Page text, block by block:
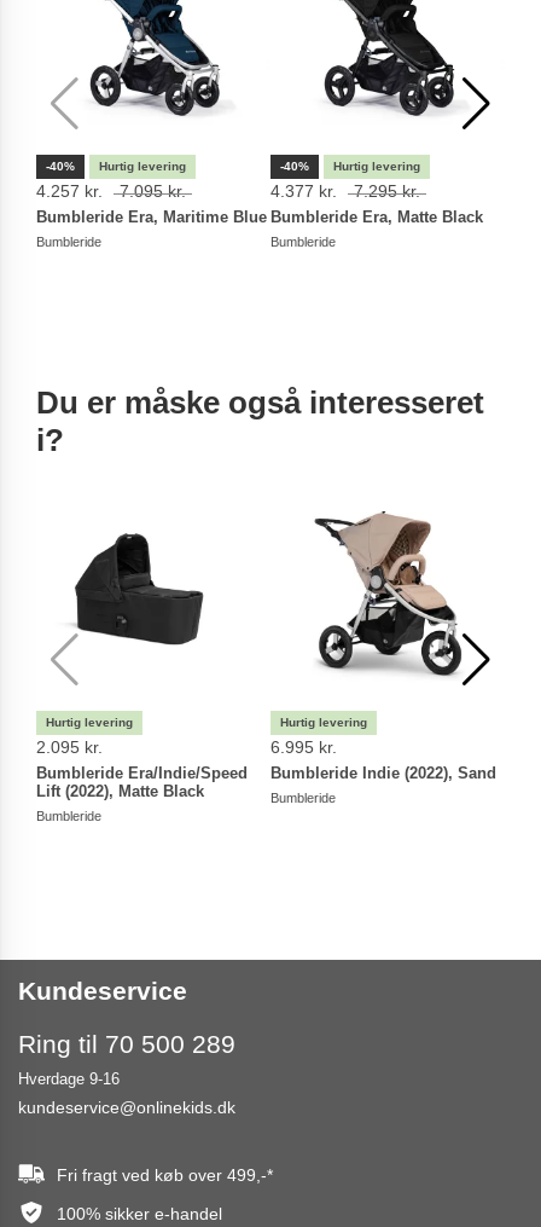
-40%
4.257 kr. 7.095 kr.
Bumbleride Era, Maritime Blue
Bumbleride
-40%
4.377 kr. 7.295 kr.
Bumbleride Era, Matte Black
Bumbleride
Du er måske også interesseret
i?
2.095 kr.
Bumbleride Era/Indie/Speed
Lift (2022), Matte Black
Bumbleride
6.995 kr.
Bumbleride Indie (2022), Sand
Bumbleride
Kundeservice
Ring til 70 500 289
Hverdage 9-16
kundeservice@onlinekids.dk
Fri fragt ved køb over 499,-*
100% sikker e-handel